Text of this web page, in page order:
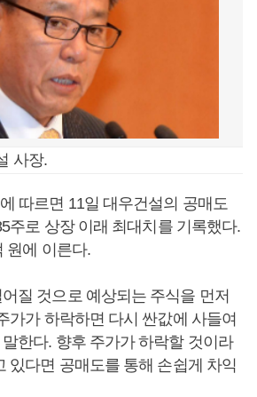
사장.
따르면 11일 대우건설의 공매도
주로 상장 이래 최대치를 기록했다.
원에 이른다.
질 것으로 예상되는 주식을 먼저
가가 하락하면 다시 싼값에 사들여
한다. 향후 주가가 하락할 것이라
있다면 공매도를 통해 손쉽게 차익